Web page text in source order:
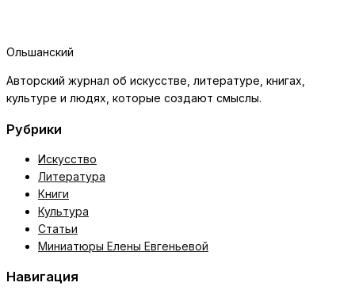
Ольшанский
Авторский журнал об искусстве, литературе, книгах,
культуре и людях, которые создают смыслы.
Рубрики
Искусство
Литература
Книги
Культура
Статьи
Миниатюры Елены Евгеньевой
Навигация